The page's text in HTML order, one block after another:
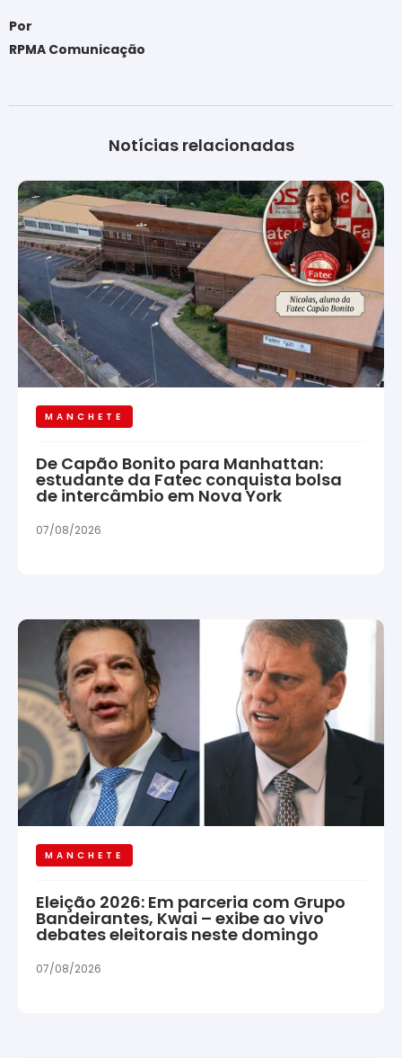
Por
RPMA Comunicação
Notícias relacionadas
MANCHETE
De Capão Bonito para Manhattan:
estudante da Fatec conquista bolsa
de intercâmbio em Nova York
07/08/2026
MANCHETE
Eleição 2026: Em parceria com Grupo
Bandeirantes, Kwai – exibe ao vivo
debates eleitorais neste domingo
07/08/2026